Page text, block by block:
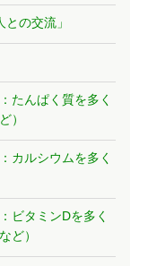
の交流」
たんぱく質を多く
）
カルシウムを多く
ビタミンDを多く
ど）